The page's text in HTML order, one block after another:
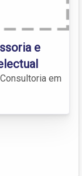
e
em